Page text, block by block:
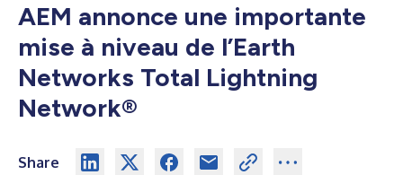
AEM annonce une importante
mise à niveau de l’Earth
Networks Total Lightning
Network®
Share